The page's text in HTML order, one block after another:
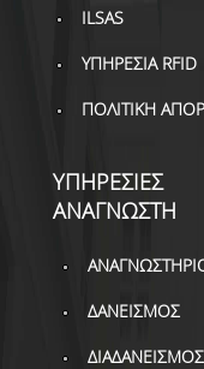
ILSAS
ΥΠΗΡΕΣΙΑ RFID
ΠΟΛΙΤΙΚΗ
ΥΠΗΡΕΣΙΕΣ
ΑΝΑΓΝΩΣΤΗ
ΔΑΝΕΙΣΜΟΣ
ΔΙΑΔΑΝΕΙΣΜΟΣ